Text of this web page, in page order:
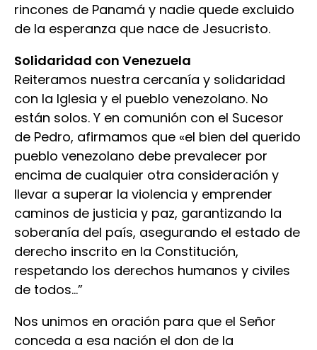
rincones de Panamá y nadie quede excluido
de la esperanza que nace de Jesucristo.
Solidaridad con Venezuela
Reiteramos nuestra cercanía y solidaridad
con la Iglesia y el pueblo venezolano. No
están solos. Y en comunión con el Sucesor
de Pedro, afirmamos que «el bien del querido
pueblo venezolano debe prevalecer por
encima de cualquier otra consideración y
llevar a superar la violencia y emprender
caminos de justicia y paz, garantizando la
soberanía del país, asegurando el estado de
derecho inscrito en la Constitución,
respetando los derechos humanos y civiles
de todos…”
Nos unimos en oración para que el Señor
conceda a esa nación el don de la